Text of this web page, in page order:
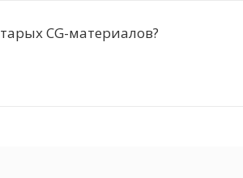
CG-материалов?